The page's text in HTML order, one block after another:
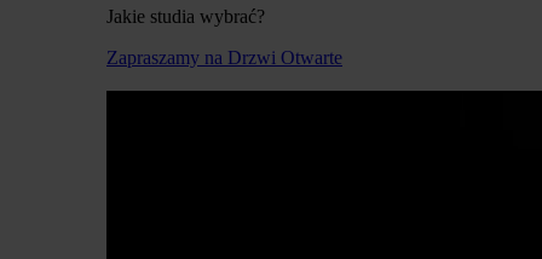
Jakie studia wybrać?
Zapraszamy na Drzwi Otwarte